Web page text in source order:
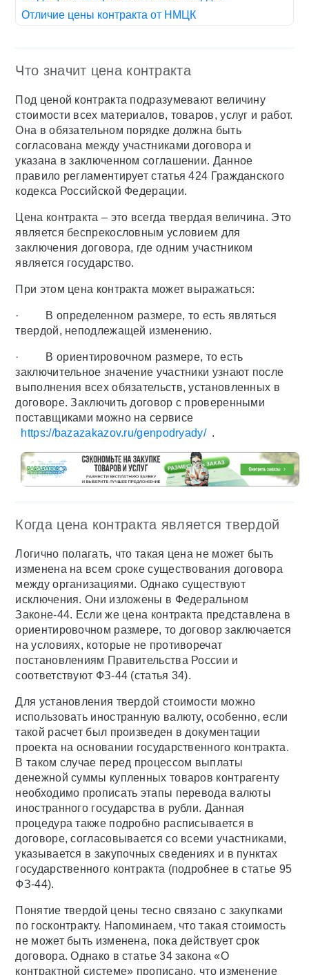
Отличие цены контракта от НМЦК
Что значит цена контракта
Под ценой контракта подразумевают величину
стоимости всех материалов, товаров, услуг и работ.
Она в обязательном порядке должна быть
согласована между участниками договора и
указана в заключенном соглашении. Данное
правило регламентирует статья 424 Гражданского
кодекса Российской Федерации.
Цена контракта – это всегда твердая величина. Это
является беспрекословным условием для
заключения договора, где одним участником
является государство.
При этом цена контракта может выражаться:
· В определенном размере, то есть являться
твердой, неподлежащей изменению.
· В ориентировочном размере, то есть
заключительное значение участники узнают после
выполнения всех обязательств, установленных в
договоре. Заключить договор с проверенными
поставщиками можно на сервисе
https://bazazakazov.ru/genpodryady/ .
Когда цена контракта является твердой
Логично полагать, что такая цена не может быть
изменена на всем сроке существования договора
между организациями. Однако существуют
исключения. Они изложены в Федеральном
Законе-44. Если же цена контракта представлена в
ориентировочном размере, то договор заключается
на условиях, которые не противоречат
постановлениям Правительства России и
соответствуют ФЗ-44 (статья 34).
Для установления твердой стоимости можно
использовать иностранную валюту, особенно, если
такой расчет был произведен в документации
проекта на основании государственного контракта.
В таком случае перед процессом выплаты
денежной суммы купленных товаров контрагенту
необходимо прописать этапы перевода валюты
иностранного государства в рубли. Данная
процедура также подробно расписывается в
договоре, согласовывается со всеми участниками,
указывается в закупочных сведениях и в пунктах
государственного контракта (подробнее в статье 95
ФЗ-44).
Понятие твердой цены тесно связано с закупками
по госконтракту. Напоминаем, что такая стоимость
не может быть изменена, пока действует срок
договора. Однако в статье 34 закона «О
контрактной системе» прописано, что изменение